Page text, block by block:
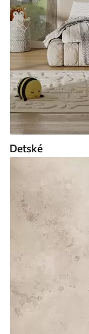
Detské